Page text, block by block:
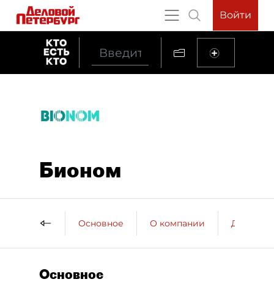
Войти
Бионом
Основное О компании ДП о
Основное